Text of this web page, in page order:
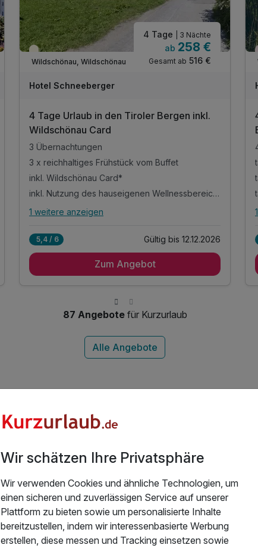
Teilweise ausgelastet
Wildschönau, Wildschönau
4 Tage | 3 Nächte
ab 258 €
Gesamt ab 516 €
Hotel Schneeberger
4 Tage Urlaub in den Tiroler Bergen inkl.
Wildschönau Card
3 Übernachtungen
3 x reichhaltiges Frühstück vom Buffet
inkl. Wildschönau Card*
inkl. Nutzung des hauseigenen Wellnessbereichs
Alle Inklusivleistungen
3 x reichhaltiges Frühstück vom Buffet
inkl. Sauna, Dampfbad & Infrarotkabine
1 weitere anzeigen
5,4 / 6 Gültig bis 12.12.2026
Zum Angebot
87 Angebotefür Kurzurlaub
Highlights Wildschönau
Welche Hotels in Wildschönau haben die
Wir schätzen Ihre Privatsphäre
Wir verwenden Cookies und ähnliche Technologien, um
einen sicheren und zuverlässigen Service auf unserer
Plattform zu bieten sowie um personalisierte Inhalte
bereitzustellen, indem wir interessenbasierte Werbung
erstellen, diese messen und Tracking einsetzen sowie